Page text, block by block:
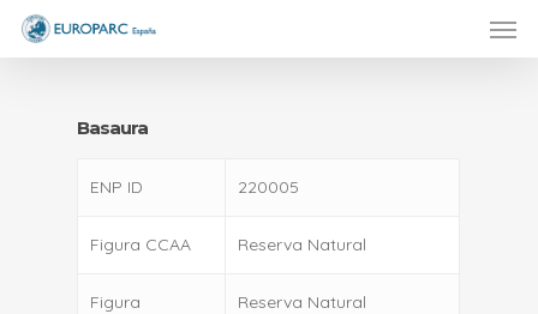
Skip
Basaura
ENP ID 220005
Figura CCAA Reserva Natural
Figura
Reserva Natural